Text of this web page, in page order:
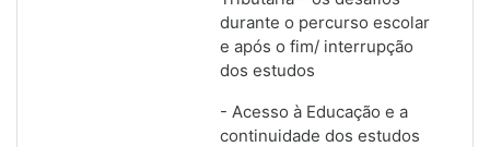
durante o percurso escolar
e após o fim/ interrupção
dos estudos
- Acesso à Educação e a
continuidade dos estudos